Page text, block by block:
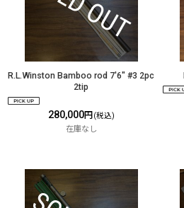
R.L.Winston Bamboo rod 7'6" #3 2pc
2tip
280,000円 (税込)
在庫なし